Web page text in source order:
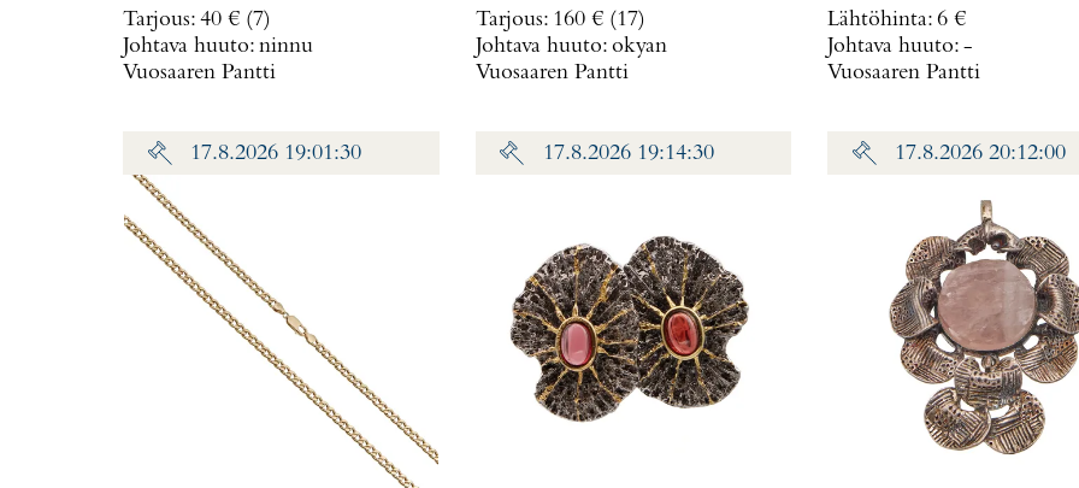
Tarjous: 40 € (7)
Johtava huuto: ninnu
Vuosaaren Pantti
Tarjous: 160 € (17)
Johtava huuto: okyan
Vuosaaren Pantti
Lähtöhinta: 6 €
Johtava huuto: -
Vuosaaren Pantti
17.8.2026 19:01:30 17.8.2026 19:14:30 17.8.2026 20:12:00